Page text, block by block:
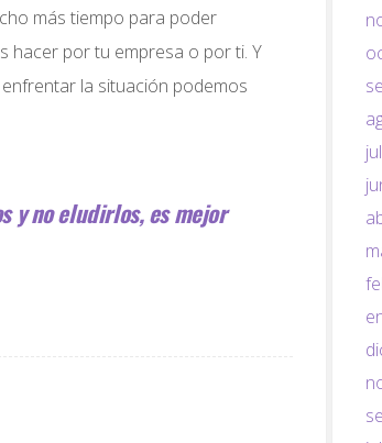
más tiempo para poder
hacer por tu empresa o por ti. Y
la situación podemos
y no eludirlos, es mejor